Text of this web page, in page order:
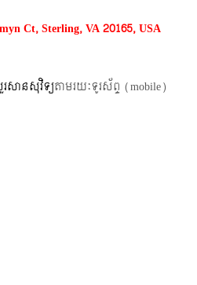
Ct, Sterling, VA 20165, USA
សានសុវិទ្យតាមរយៈទូរស័ព្ទ​ (mobile)​